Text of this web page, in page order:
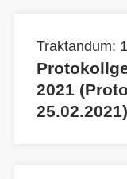
Traktandum:
2021
25.02.2021)